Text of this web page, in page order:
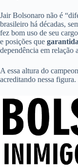
Jair Bolsonaro não é
brasileiro há décadas,
fez bom uso de seu
e posições que
dependência em relação
A essa altura do
acreditando nessa figura.